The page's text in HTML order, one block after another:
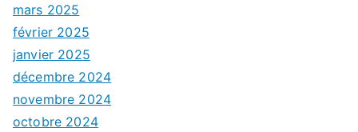
mars 2025
février 2025
janvier 2025
décembre 2024
novembre 2024
octobre 2024